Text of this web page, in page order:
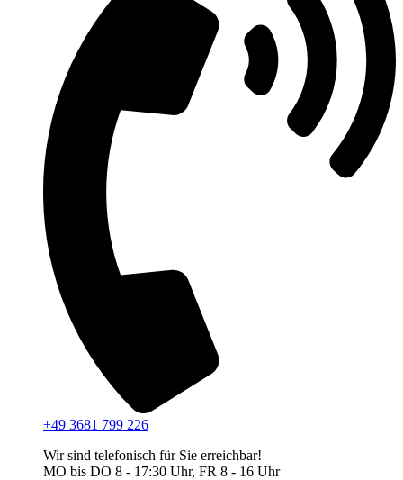
+49 3681 799 226
Wir sind telefonisch für Sie erreichbar!
MO bis DO 8 - 17:30 Uhr, FR 8 - 16 Uhr